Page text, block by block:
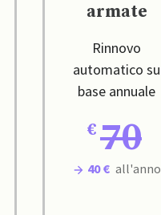
armate
Rinnovo
automatico su
base annuale
70
40 € all'anno